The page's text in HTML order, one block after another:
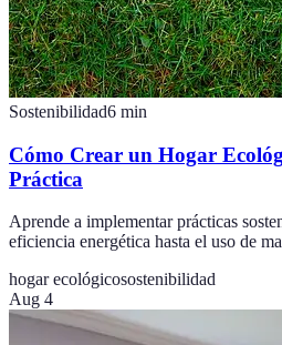
Sostenibilidad6 min
Cómo Crear un Hogar
Práctica
Aprende a implementar prácticas
eficiencia energética hasta el uso de
hogar ecológicosostenibilidad
Aug 4